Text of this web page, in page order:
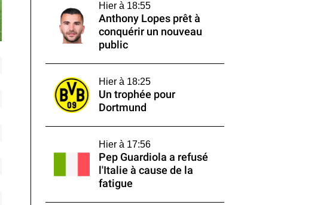
Hier à 18:55
Anthony Lopes prêt à
conquérir un nouveau
public
Hier à 18:25
Un trophée pour
Dortmund
Hier à 17:56
Pep Guardiola a refusé
l'Italie à cause de la
fatigue